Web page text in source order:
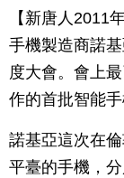
【新唐人2011
手機製造商諾
度大會。會上
作的首批智能手
諾基亞這次在
平臺的手機，